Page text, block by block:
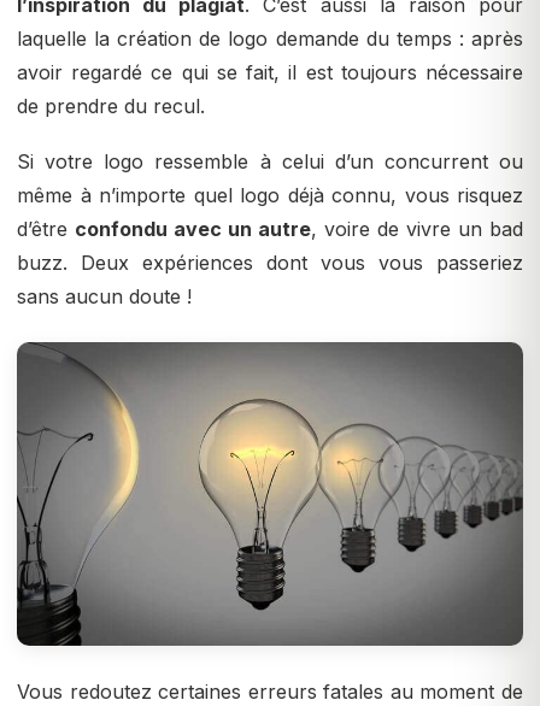
l’inspiration du plagiat. C’est aussi la raison pour
laquelle la création de logo demande du temps : après
avoir regardé ce qui se fait, il est toujours nécessaire
de prendre du recul.
Si votre logo ressemble à celui d’un concurrent ou
même à n’importe quel logo déjà connu, vous risquez
d’être confondu avec un autre, voire de vivre un bad
buzz. Deux expériences dont vous vous passeriez
sans aucun doute !
Vous redoutez certaines erreurs fatales au moment de